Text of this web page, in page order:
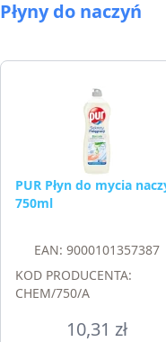
Płyny do naczyń
PUR Płyn do mycia
750ml
EAN: 9000101357387
KOD PRODUCENTA:
CHEM/750/A
10,31 zł